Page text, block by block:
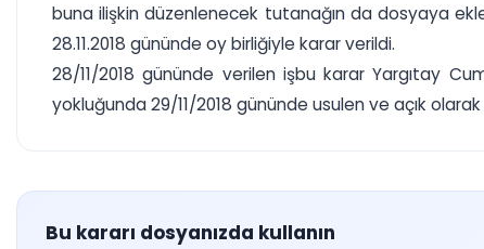
buna ilişkin düzenlenecek tutanağın da dosyaya
28.11.2018 gününde oy birliğiyle karar verildi.
28/11/2018 gününde verilen işbu karar Yargıtay
yokluğunda 29/11/2018 gününde usulen ve açık olarak
Bu kararı dosyanızda kullanın